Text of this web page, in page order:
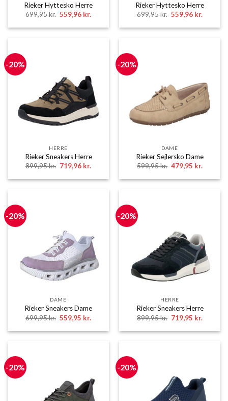
Rieker Hyttesko Herre
699,95kr. Den
oprindelige
pris
559,96 kr.
pris
559,96 kr..
Rieker Hyttesko Herre
699,95kr. Den
oprindelige
pris
559,96 kr.
pris
559,96
-20%
HERRE
Rieker Sneakers Herre
899,95kr. Den
oprindelige
pris
719,96 kr.Den
pris
719,96 kr..
-20%
DAME
Rieker Sejlersko Dame
599,95kr. Den
oprindelige
pris
479,95 kr.Den
pris
479,95
-20%
DAME
Rieker Sneakers Dame
699,95kr. Den
oprindelige
pris
559,95 kr.
pris
559,95 kr..
-20%
HERRE
Rieker Sneakers Herre
899,95kr. Den
oprindelige
pris
719,95 kr.
pris
719,95
-20% -20%